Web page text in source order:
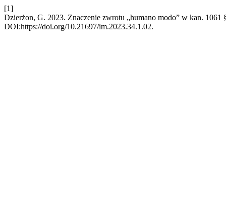
[1]
Dzierżon, G. 2023. Znaczenie zwrotu „humano modo” w kan.
DOI:https://doi.org/10.21697/im.2023.34.1.02.